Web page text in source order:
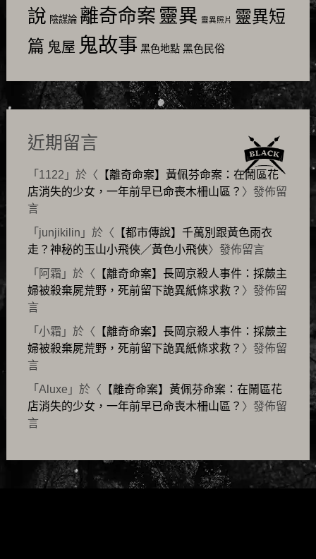
說 陰謀論 離奇命案 靈異 靈異照片 靈異短
篇 鬼屋 鬼故事 黑色地點 黑色民俗
近期留言
「 1122 」於〈 【離奇命案】黃佩芬命案：在鬧區花
店消失的少女，一年前早已命喪木柵山區？ 〉發佈留
言
「 junjikilin 」於〈 【都市傳說】千萬別跟黃色雨衣
走？神秘的玉山小飛俠／黃色小飛俠〉發佈留言
「 阿霜 」於〈 【離奇命案】長岡京殺人事件：採蕨主
婦被殺棄屍荒野，死前留下詭異紙條求救？ 〉發佈留
言
「 小霜 」於〈 【離奇命案】長岡京殺人事件：採蕨主
婦被殺棄屍荒野，死前留下詭異紙條求救？ 〉發佈留
言
「 Aluxe 」於〈 【離奇命案】黃佩芬命案：在鬧區花
店消失的少女，一年前早已命喪木柵山區？ 〉發佈留
言